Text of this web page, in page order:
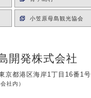
小笠原母島観光協会
開発株式会社
京都港区海岸1丁目16番1号
社内）